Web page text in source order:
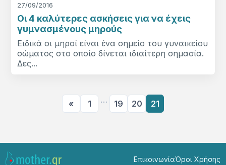
27/09/2016
Οι 4 καλύτερες ασκήσεις για να έχεις
γυμνασμένους μηρούς
Ειδικά οι μηροί είναι ένα σημείο του γυναικείου
σώματος στο οποίο δίνεται ιδιαίτερη σημασία.
Δες...
« 1 … 19 20 21
ΕπικοινωνίαΌροι Χρήσης